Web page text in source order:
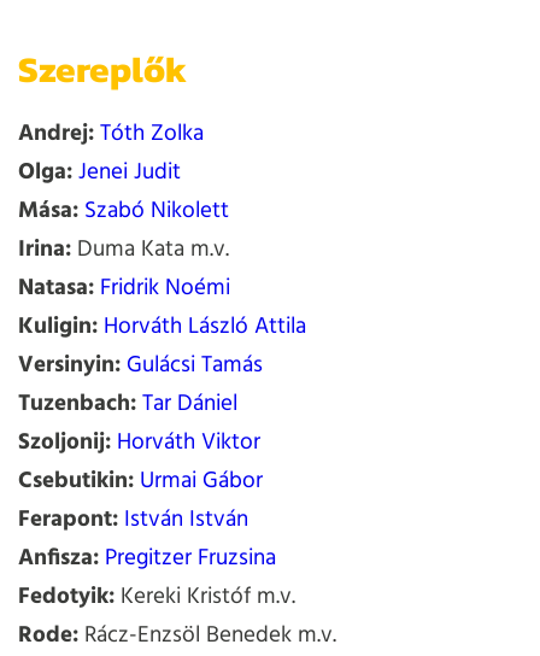
Szereplők
Andrej:Tóth Zolka
Olga:Jenei Judit
Mása:Szabó Nikolett
Irina:Duma Kata m.v.
Natasa:Fridrik Noémi
Kuligin:Horváth László Attila
Versinyin:Gulácsi Tamás
Tuzenbach:Tar Dániel
Szoljonij:Horváth Viktor
Csebutikin:Urmai Gábor
Ferapont:István István
Anfisza:Pregitzer Fruzsina
Fedotyik:Kereki Kristóf m.v.
Rode:Rácz-Enzsöl Benedek m.v.